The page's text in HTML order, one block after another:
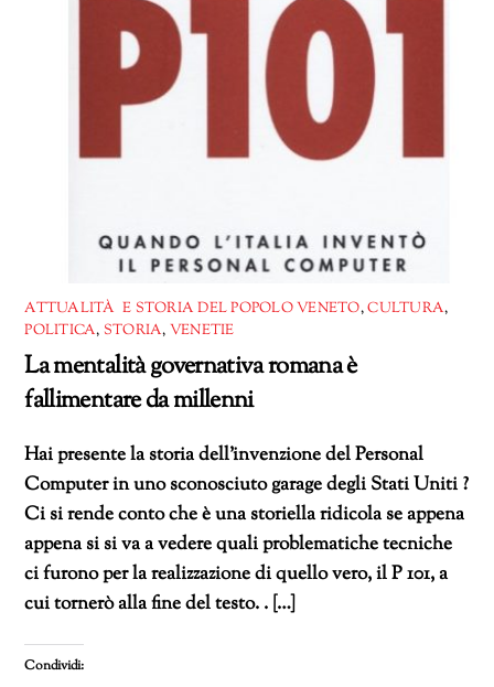
ATTUALITÀ E STORIA DEL POPOLO VENETO,CULTURA,
POLITICA, STORIA, VENETIE
La mentalità governativa romana è
fallimentare da millenni
Hai presente la storia dell’invenzione del Personal
Computer in uno sconosciuto garage degli Stati Uniti ?
Ci si rende conto che è una storiella ridicola se appena
appena si si va a vedere quali problematiche tecniche
ci furono per la realizzazione di quello vero, il P 101, a
cui tornerò alla fine del testo. . […]
Condividi: